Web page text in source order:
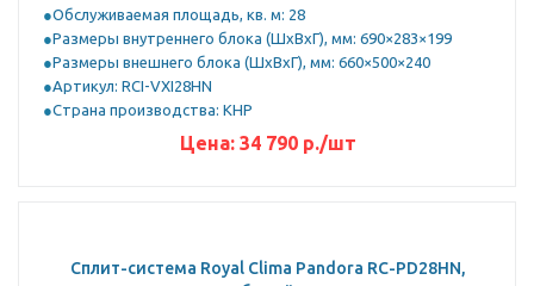
Обслуживаемая площадь, кв. м: 28
Размеры внутреннего блока (ШхВхГ), мм: 690×283×199
Размеры внешнего блока (ШхВхГ), мм: 660×500×240
Артикул: RCI-VXI28HN
Страна производства: КНР
Цена: 34 790р./шт
Сплит-система Royal Clima Pandora RC-PD28HN,